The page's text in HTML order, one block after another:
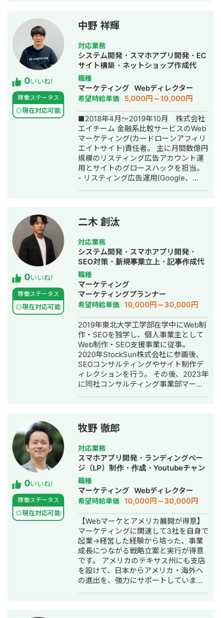
に就任。 ▼2021年8月~ 個人で業務シ
ステム/MAシステムを1名体制で開発
し、中小企業向けにソリューション営
業。 ▼2021年8月~2022年1月 ・医療
特化コンサル企業 美容クリニック2ア
カウント/歯科2アカウントのInstagram
運用代行業務に従事。 ▼2023年1月
~2024年3月 医療機関向け商材を取り
扱う通販企業にてCOOとして事業立ち
上げフェーズを経験。 ▼2024年6月
~2024年11月 フリーランスとして、一
部上場企業の塾/老舗食品メーカー/自動
車メーカーのSNSマーケティングに従
事。 ▼2024年12月 RaaS合同会社を設
立。 ・外部顧問：歯医者の元 院長先生
・CTO：ベンチャー企業 CTO経験者
得意領域は、SNS運用の戦略設計から
実運用・数値改善までを軸に、集客・
発を一気通貫で行う実行力。
0いいね!
稼働ステータス
◎現在対応可能
中野 祥輝
対応業務
システム開発・スマホアプリ開発・EC
サイト構築・ネットショップ作成代
行・SEO対策・ホームページ制作・作
成・リスティング広告運用代行・オウ
ンドメディア制作・構築・運用代行
職種
マーケティング Webディレクター
希望時給単価 5,000円～10,000円
■2018年4月〜2019年10月 株式会社
エイチーム 金融系比較サービスのWeb
マーケティング(カードローンアフィリ
エイトサイト)責任者。 主に月間数億円
規模のリスティング広告アカウント運
用とサイトのグロースハックを担当。
- リスティング広告運用(Google、
の運用(facebok広告・Googleショッピ
ング広告・criteo) - LPO - データ分析
- アフィリエイト広告の運用 - 事業計
画策定 ■2019年11月〜2022年4月 株
式会社Gracia ギフトECプラットフォー
ムサービスのwebマーケティングを担
当した後、PMを担当 - UX企画 - サー
ビスグロース - CRM運用 - データ分析
- プロジェクトマネジメント - プロダ
クト部門立ち上げ - DB型SEO改善 -
LTV戦略の立案・実行 ■2022年年4
月〜現在 株式会社overdlow プロダク
トマネージャー - プロダクトマネジメ
ント - ユーザーインタビュー、デー
タ、社内ヒアリングを元にプロダクト
開発方針の立案 - プロダクトの開発に
関する要件定義・デザイナーと協働し
たUI設計・プロジェクト進行 - エンジ
ニア採用 ■2023年年12月〜 独立 また
フリマアプリ、特化型ECサイト、ニュ
ースサイト、人材プラットフォーム、
クリエイター向けのショップ開設サー
ビスなどのプロダクト開発・マーケテ
ィング支援もさせていただきました。
0いいね!
稼働ステータス
◎現在対応可能
二木 創汰
対応業務
システム開発・スマホアプリ開発・
SEO対策・新規事業立上・記事作成代
行・ライティング・ホームページ制
作・作成・リスティング広告運用代
行・オウンドメディア制作・構築・運
用代行・AI活用
職種
マーケティング
マーケティングプランナー
希望時給単価 10,000円～30,000円
2019年東北大学工学部在学中にWeb制
作・SEOを独学し、個人事業主として
Web制作・SEO支援事業に従事。
2020年StockSun株式会社に参画後、
SEOコンサルティングやサイト制作デ
ィレクションを行う。 その後、2023年
に同社コンサルティング事業部マーケ
ングを中心に現在月600件ほどのリー
ドを獲得。 2024年にアイデックス株
式会社を創業し、製造業や放送局のAI
導入・業務効率化支援を中心に、AIを
活用したシステム開発事業を手掛け
る。
0いいね!
稼働ステータス
◎現在対応可能
牧野 徹郎
対応業務
スマホアプリ開発・ランディングペー
ジ（LP）制作・作成・Youtubeチャン
ネル運営代行・立ち上げ・ECサイト構
築・ネットショップ作成代行・SEO対
策・新規事業立上・SNS運用代行・記
事作成代行・ライティング・翻訳・ホ
ームページ制作・作成・リスティング
広告運用代行・オウンドメディア制
作・構築・運用代行
職種
マーケティング Webディレクター
希望時給単価 10,000円～30,000円
【Webマーケとアメリカ展開が得意】
マーケティングに関連して3社を自身で
起業→経営した経験から培った、事業
成長につながる戦略立案と実行が得意
です。 アメリカのテキサス州にも支店
を設けて、日本からアメリカ・海外へ
の進出を、強力にサポートしていま